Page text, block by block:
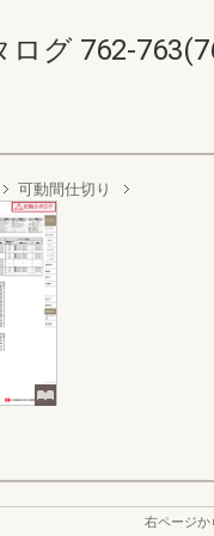
グ 762-
可動間仕切り
右ページか